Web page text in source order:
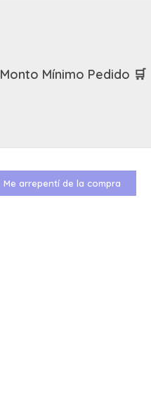
Monto Mínimo Pedido 🛒
Me arrepentí de la compra